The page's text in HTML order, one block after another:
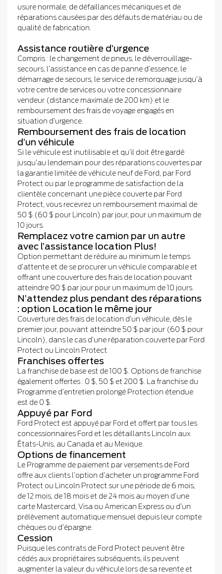
usure normale, de défaillances mécaniques et de
réparations causées par des défauts de matériau ou de
qualité de fabrication.
Assistance routière d’urgence
Compris : le changement de pneus, le déverrouillage-
secours, l’assistance en cas de panne d’essence, le
démarrage de secours, le service de remorquage jusqu’à
votre centre de services ou votre concessionnaire
vendeur (distance maximale de 200 km) et le
remboursement des frais de voyage engagés en
situation d’urgence.
Remboursement des frais de location
d’un véhicule
Si le véhicule est inutilisable et qu’il doit être gardé
jusqu’au lendemain pour des réparations couvertes par
la garantie limitée de véhicule neuf de Ford, par Ford
Protect ou par le programme de satisfaction de la
clientèle concernant une pièce couverte par Ford
Protect, vous recevrez un remboursement maximal de
50 $ (60 $ pour Lincoln) par jour, pour un maximum de
10 jours.
Remplacez votre camion par un autre
avec l’assistance location Plus!
Option permettant de réduire au minimum le temps
d’attente et de se procurer un véhicule comparable et
offrant une couverture des frais de location pouvant
atteindre 90 $ par jour pour un maximum de 10 jours.
N’attendez plus pendant des réparations
: option Location le même jour
Couverture des frais de location d’un véhicule, dès le
premier jour, pouvant atteindre 50 $ par jour (60 $ pour
Lincoln), dans le cas d’une réparation couverte par Ford
Protect ou Lincoln Protect.
Franchises offertes
La franchise de base est de 100 $. Options de franchise
également offertes : 0 $, 50 $ et 200 $. La franchise du
Programme d’entretien prolongé Protection étendue
est de 0 $.
Appuyé par Ford
Ford Protect est appuyé par Ford et offert par tous les
concessionnaires Ford et les détaillants Lincoln aux
États-Unis, au Canada et au Mexique.
Options de financement
Le Programme de paiement par versements de Ford
offre aux clients l’option d’acheter un programme Ford
Protect ou Lincoln Protect sur une période de 6 mois,
de 12 mois, de 18 mois et de 24 mois au moyen d’une
carte Mastercard, Visa ou American Express ou d’un
prélèvement automatique mensuel depuis leur compte
chèques ou d’épargne.
Cession
Puisque les contrats de Ford Protect peuvent être
cédés aux propriétaires subséquents, ils peuvent
augmenter la valeur du véhicule lors de sa revente et